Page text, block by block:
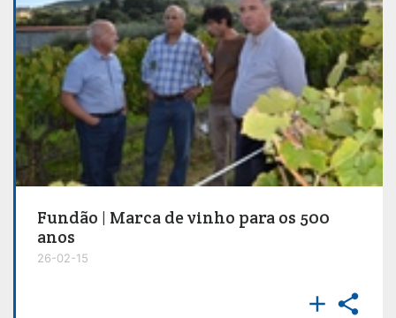
Fundão | Marca de vinho para os 500
anos
26-02-15
 